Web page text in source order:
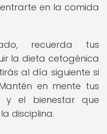
en la comida
recuerda tus
la dieta cetogénica
al día siguiente si
en mente tus
el bienestar que
disciplina.